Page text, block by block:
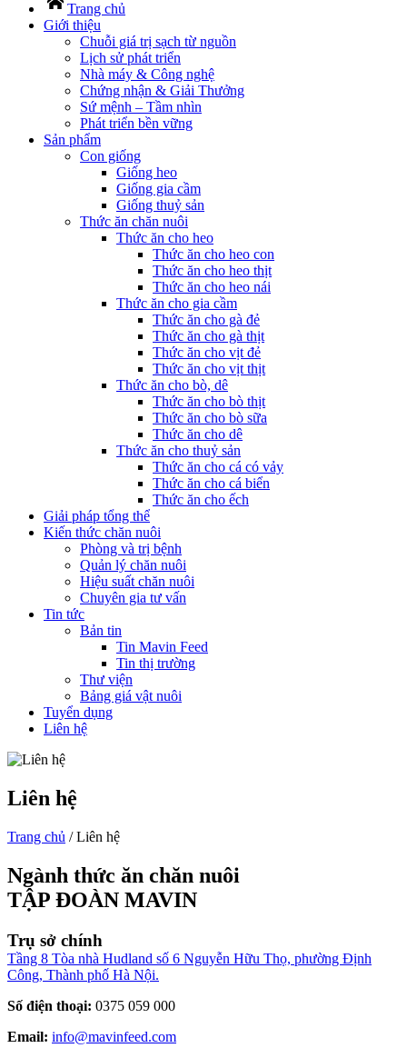
Trang chủ
Giới thiệu
Chuỗi giá trị sạch từ nguồn
Lịch sử phát triển
Nhà máy & Công nghệ
Chứng nhận & Giải Thưởng
Sứ mệnh – Tầm nhìn
Phát triển bền vững
Sản phẩm
Con giống
Giống heo
Giống gia cầm
Giống thuỷ sản
Thức ăn chăn nuôi
Thức ăn cho heo
Thức ăn cho heo con
Thức ăn cho heo thịt
Thức ăn cho heo nái
Thức ăn cho gia cầm
Thức ăn cho gà đẻ
Thức ăn cho gà thịt
Thức ăn cho vịt đẻ
Thức ăn cho vịt thịt
Thức ăn cho bò, dê
Thức ăn cho bò thịt
Thức ăn cho bò sữa
Thức ăn cho dê
Thức ăn cho thuỷ sản
Thức ăn cho cá có vảy
Thức ăn cho cá biển
Thức ăn cho ếch
Giải pháp tổng thể
Kiến thức chăn nuôi
Phòng và trị bệnh
Quản lý chăn nuôi
Hiệu suất chăn nuôi
Chuyên gia tư vấn
Tin tức
Bản tin
Tin Mavin Feed
Tin thị trường
Thư viện
Bảng giá vật nuôi
Tuyển dụng
Liên hệ
Liên hệ
Trang chủ /Liên hệ
Ngành thức ăn chăn nuôi
TẬP ĐOÀN MAVIN
Trụ sở chính
Tầng 8 Tòa nhà Hudland số 6 Nguyễn Hữu Thọ, phường Định
Công, Thành phố Hà Nội.
Số điện thoại: 0375 059 000
Email: info@mavinfeed.com